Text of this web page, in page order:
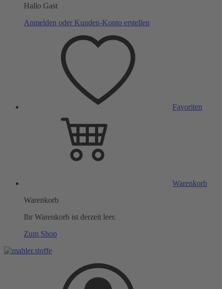
Hallo Gast
Anmelden oder Kunden-Konto erstellen
Favoriten
Warenkorb
Warenkorb
Ihr Warenkorb ist derzeit leer.
Zum Shop